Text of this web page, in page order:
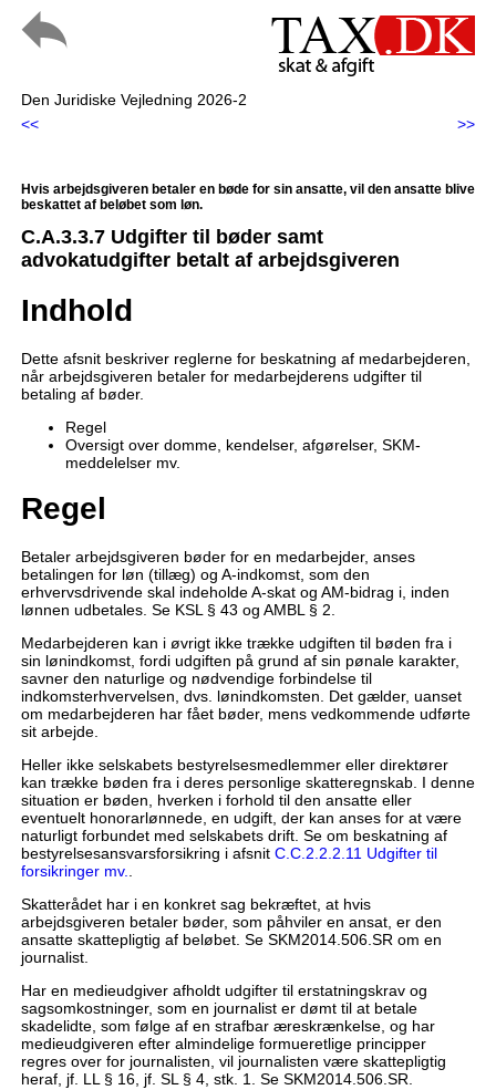
Den Juridiske Vejledning 2026-2
<<
>>
Hvis arbejdsgiveren betaler en bøde for sin ansatte, vil den ansatte blive
beskattet af beløbet som løn.
C.A.3.3.7 Udgifter til bøder samt
advokatudgifter betalt af arbejdsgiveren
Indhold
Dette afsnit beskriver reglerne for beskatning af medarbejderen,
når arbejdsgiveren betaler for medarbejderens udgifter til
betaling af bøder.
Regel
Oversigt over domme, kendelser, afgørelser, SKM-
meddelelser mv.
Regel
Betaler arbejdsgiveren bøder for en medarbejder, anses
betalingen for løn (tillæg) og A-indkomst, som den
erhvervsdrivende skal indeholde A-skat og AM-bidrag i, inden
lønnen udbetales. Se KSL § 43 og AMBL § 2.
Medarbejderen kan i øvrigt ikke trække udgiften til bøden fra i
sin lønindkomst, fordi udgiften på grund af sin pønale karakter,
savner den naturlige og nødvendige forbindelse til
indkomsterhvervelsen, dvs. lønindkomsten. Det gælder, uanset
om medarbejderen har fået bøder, mens vedkommende udførte
sit arbejde.
Heller ikke selskabets bestyrelsesmedlemmer eller direktører
kan trække bøden fra i deres personlige skatteregnskab. I denne
situation er bøden, hverken i forhold til den ansatte eller
eventuelt honorarlønnede, en udgift, der kan anses for at være
naturligt forbundet med selskabets drift. Se om beskatning af
bestyrelsesansvarsforsikring i afsnit C.C.2.2.2.11 Udgifter til
forsikringer mv.
Skatterådet har i en konkret sag bekræftet, at hvis
arbejdsgiveren betaler bøder, som påhviler en ansat, er den
ansatte skattepligtig af beløbet. Se SKM2014.506.SR om en
journalist.
Har en medieudgiver afholdt udgifter til erstatningskrav og
sagsomkostninger, som en journalist er dømt til at betale
skadelidte, som følge af en strafbar æreskrænkelse, og har
medieudgiveren efter almindelige formueretlige principper
regres over for journalisten, vil journalisten være skattepligtig
heraf, jf. LL § 16, jf. SL § 4, stk. 1. Se SKM2014.506.SR.